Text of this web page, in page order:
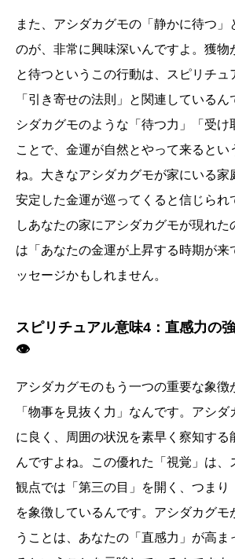
また、アシダカグモの「静かに待つ」
のが、非常に興味深いんですよ。獲物
と待つというこの行動は、スピリチュ
「引き寄せの法則」と関連している
シダカグモのような「待つ力」「受け
ことで、金運が自然とやって来るとい
ね。大きなアシダカグモが家にいる家
安定した金運が巡ってくると信じられ
しあなたの家にアシダカグモが現れた
は「あなたの金運が上昇する時期が来
ッセージかもしれません。
スピリチュアル意味4：直感力の
👁️
アシダカグモのもう一つの重要な象徴
「物事を見抜く力」なんです。アシダ
に良く、周囲の状況を素早く察知する
んですよね。この優れた「視覚」は、
観点では「第三の目」を開く、つまり
を象徴しているんです。アシダカグモ
うことは、あなたの「直感力」が高ま